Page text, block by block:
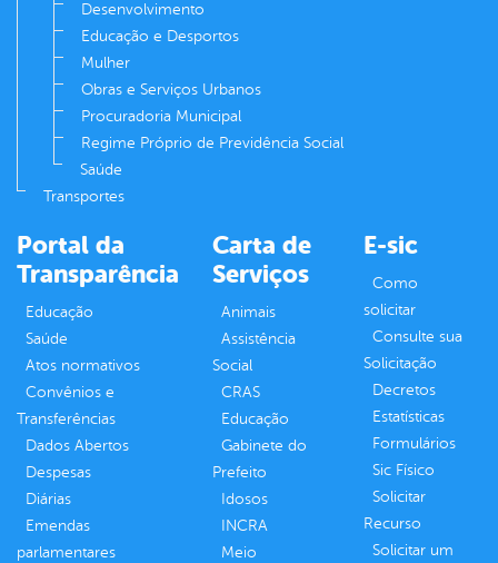
Desenvolvimento
Educação e Desportos
Mulher
Obras e Serviços Urbanos
Procuradoria Municipal
Regime Próprio de Previdência Social
Saúde
Transportes
Portal da
Transparência
Educação
Saúde
Atos normativos
Convênios e
Transferências
Dados Abertos
Despesas
Diárias
Emendas
parlamentares
Carta de
Serviços
Animais
Assistência
Social
CRAS
Educação
Gabinete do
Prefeito
Idosos
INCRA
Meio
E-sic
Como
solicitar
Consulte sua
Solicitação
Decretos
Estatísticas
Formulários
Sic Físico
Solicitar
Recurso
Solicitar um